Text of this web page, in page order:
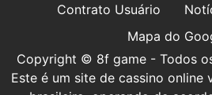
Contrato Usuário
Mapa do
Copyright © 8f game - Todos
Este é um site de cassino